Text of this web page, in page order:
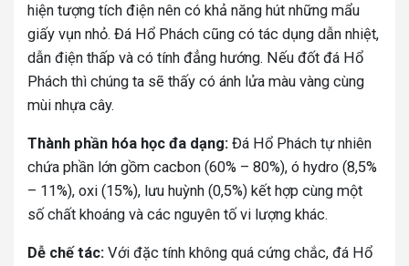
hiện tượng tích điện nên có khả năng hút những mẩu
giấy vụn nhỏ. Đá Hổ Phách cũng có tác dụng dẫn nhiệt,
dẫn điện thấp và có tính đẳng hướng. Nếu đốt đá Hổ
Phách thì chúng ta sẽ thấy có ánh lửa màu vàng cùng
mùi nhựa cây.
Thành phần hóa học đa dạng: Đá Hổ Phách tự nhiên
chứa phần lớn gồm cacbon (60% – 80%), ó hydro (8,5%
– 11%), oxi (15%), lưu huỳnh (0,5%) kết hợp cùng một
số chất khoáng và các nguyên tố vi lượng khác.
Dễ chế tác: Với đặc tính không quá cứng chắc, đá Hổ